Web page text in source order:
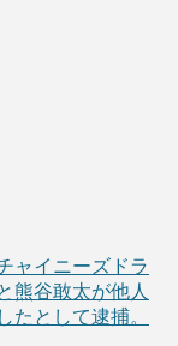
ャイニーズドラ
熊谷敢太が他人
たとして逮捕。